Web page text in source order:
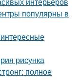
популярны в
рисунка
полное